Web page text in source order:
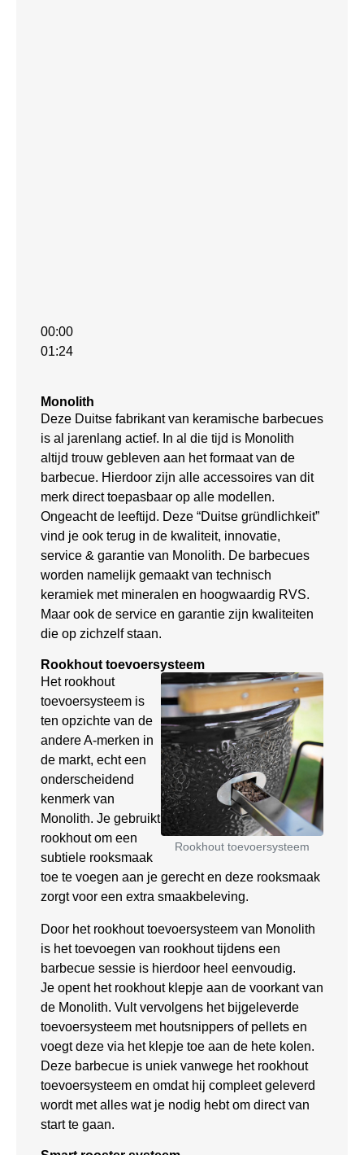
00:00
01:24
Monolith
Deze Duitse fabrikant van keramische barbecues
is al jarenlang actief. In al die tijd is Monolith
altijd trouw gebleven aan het formaat van de
barbecue. Hierdoor zijn alle accessoires van dit
merk direct toepasbaar op alle modellen.
Ongeacht de leeftijd. Deze “Duitse gründlichkeit”
vind je ook terug in de kwaliteit, innovatie,
service & garantie van Monolith. De barbecues
worden namelijk gemaakt van technisch
keramiek met mineralen en hoogwaardig RVS.
Maar ook de service en garantie zijn kwaliteiten
die op zichzelf staan.
Rookhout toevoersysteem
Rookhout toevoersysteem
Het rookhout
toevoersysteem is
ten opzichte van de
andere A-merken in
de markt, echt een
onderscheidend
kenmerk van
Monolith. Je gebruikt
rookhout om een
subtiele rooksmaak
toe te voegen aan je gerecht en deze rooksmaak
zorgt voor een extra smaakbeleving.
Door het rookhout toevoersysteem van Monolith
is het toevoegen van rookhout tijdens een
barbecue sessie is hierdoor heel eenvoudig.
Je opent het rookhout klepje aan de voorkant van
de Monolith. Vult vervolgens het bijgeleverde
toevoersysteem met houtsnippers of pellets en
voegt deze via het klepje toe aan de hete kolen.
Deze barbecue is uniek vanwege het rookhout
toevoersysteem en omdat hij compleet geleverd
wordt met alles wat je nodig hebt om direct van
start te gaan.